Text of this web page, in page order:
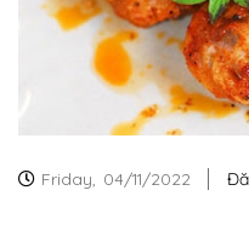
Friday, 04/11/2022